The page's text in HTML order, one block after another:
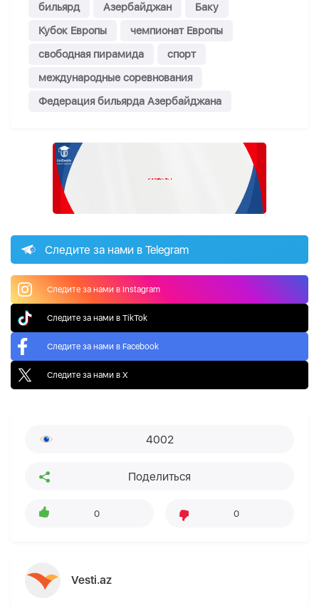
бильярд Азербайджан
Баку
Кубок Европы
чемпионат Европы
свободная пирамида
спорт
международные соревнования
Федерация бильярда Азербайджана
Следите за нами в Telegram
Следите за нами в Instagram
Следите за нами в TikTok
Следите за нами в Facebook
Следите за нами в X
4002
Поделиться
0 0
Vesti.az